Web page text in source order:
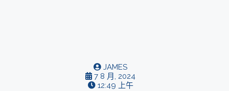
JAMES
7 8 月, 2024
12:49 上午